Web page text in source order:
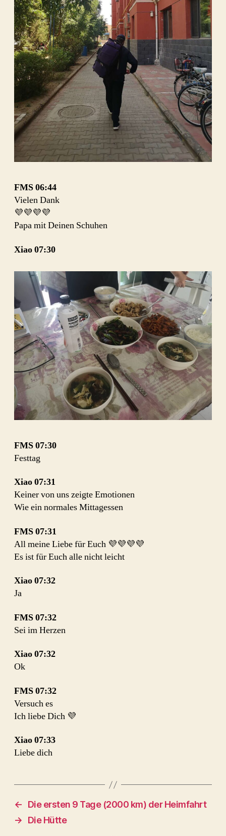
FMS06:44
Vielen Dank
💜💜💜💜
Papa mit Deinen Schuhen
Xiao07:30
FMS07:30
Festtag
Xiao07:31
Keiner von uns zeigte Emotionen
Wie ein normales Mittagessen
FMS07:31
All meine Liebe für Euch 💜💜💜💜
Es ist für Euch alle nicht leicht
Xiao07:32
Ja
FMS07:32
Sei im Herzen
Xiao07:32
Ok
FMS07:32
Versuch es
Ich liebe Dich 💜
Xiao07:33
Liebe dich
←
Die ersten 9 Tage (2000 km) der Heimfahrt
→
Die Hütte